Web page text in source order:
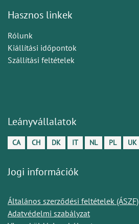
Hasznos linkek
Rólunk
Kiállítási időpontok
Szállítási feltételek
Leányvállalatok
CA CH DK IT NL PL UK
Jogi információk
Általános szerződési feltételek (ÁSZF)
Adatvédelmi szabályzat